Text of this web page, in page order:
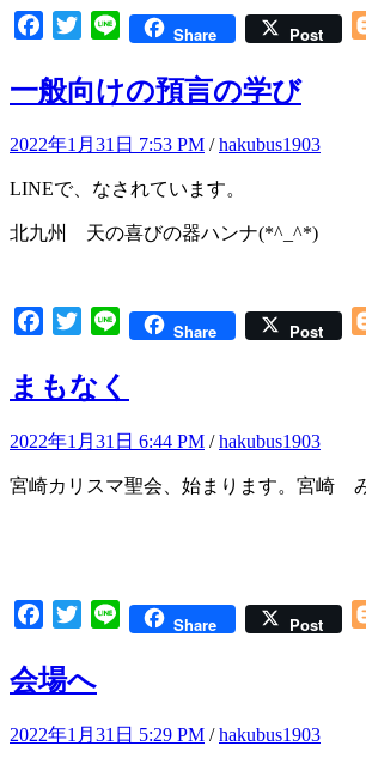
Facebook
TwitterLine Share Post
一般向けの預言の学び
2022年1月31日 7:53 PM /hakubus1903
LINEで、なされています。
北九州 天の喜びの器ハンナ(*^_^*)
Facebook
TwitterLine Share Post
まもなく
2022年1月31日 6:44 PM /hakubus1903
宮崎カリスマ聖会、始まります。宮崎
Facebook
TwitterLine Share Post
会場へ
2022年1月31日 5:29 PM /hakubus1903